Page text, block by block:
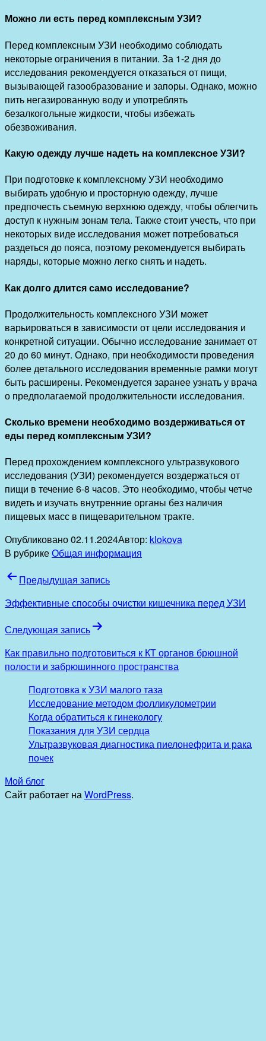
Можно ли есть перед комплексным УЗИ?
Перед комплексным УЗИ необходимо соблюдать
некоторые ограничения в питании. За 1-2 дня до
исследования рекомендуется отказаться от пищи,
вызывающей газообразование и запоры. Однако, можно
пить негазированную воду и употреблять
безалкогольные жидкости, чтобы избежать
обезвоживания.
Какую одежду лучше надеть на комплексное УЗИ?
При подготовке к комплексному УЗИ необходимо
выбирать удобную и просторную одежду, лучше
предпочесть съемную верхнюю одежду, чтобы облегчить
доступ к нужным зонам тела. Также стоит учесть, что при
некоторых виде исследования может потребоваться
раздеться до пояса, поэтому рекомендуется выбирать
наряды, которые можно легко снять и надеть.
Как долго длится само исследование?
Продолжительность комплексного УЗИ может
варьироваться в зависимости от цели исследования и
конкретной ситуации. Обычно исследование занимает от
20 до 60 минут. Однако, при необходимости проведения
более детального исследования временные рамки могут
быть расширены. Рекомендуется заранее узнать у врача
о предполагаемой продолжительности исследования.
Сколько времени необходимо воздерживаться от
еды перед комплексным УЗИ?
Перед прохождением комплексного ультразвукового
исследования (УЗИ) рекомендуется воздержаться от
пищи в течение 6-8 часов. Это необходимо, чтобы четче
видеть и изучать внутренние органы без наличия
пищевых масс в пищеварительном тракте.
Опубликовано02.11.2024Автор: klokova
В рубрикеОбщая информация
Навигация
по
Предыдущая запись
Эффективные способы очистки кишечника перед УЗИ
Следующая запись
Как правильно подготовиться к КТ органов брюшной
полости и забрюшинного пространства
Подготовка к УЗИ малого таза
Исследование методом фолликулометрии
Когда обратиться к гинекологу
Показания для УЗИ сердца
Ультразвуковая диагностика пиелонефрита и рака
почек
Мой блог
Сайт работает наWordPress.